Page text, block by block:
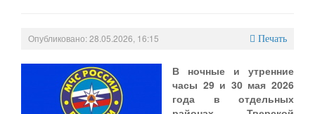
Опубликовано: 28.05.2026, 16:15 Печать
В ночные и утренние
часы 29 и 30 мая 2026
года в отдельных